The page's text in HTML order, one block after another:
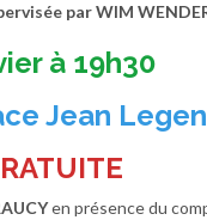
par WIM
à 19h30
Jean
en présence du